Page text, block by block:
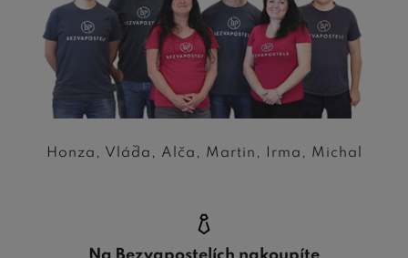
Honza, Vláďa, Alča, Martin, Irma, Michal